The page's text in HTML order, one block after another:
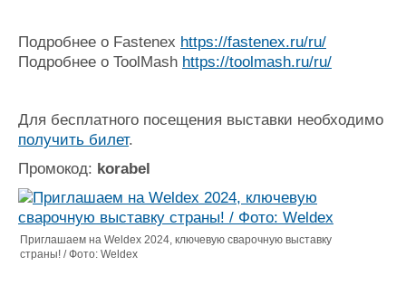
Подробнее о Fastenex https://fastenex.ru/ru/
Подробнее о ToolMash https://toolmash.ru/ru/
Для бесплатного посещения выставки необходимо
получить билет.
Промокод: korabel
Приглашаем на Weldex 2024, ключевую сварочную выставку
страны! / Фото: Weldex